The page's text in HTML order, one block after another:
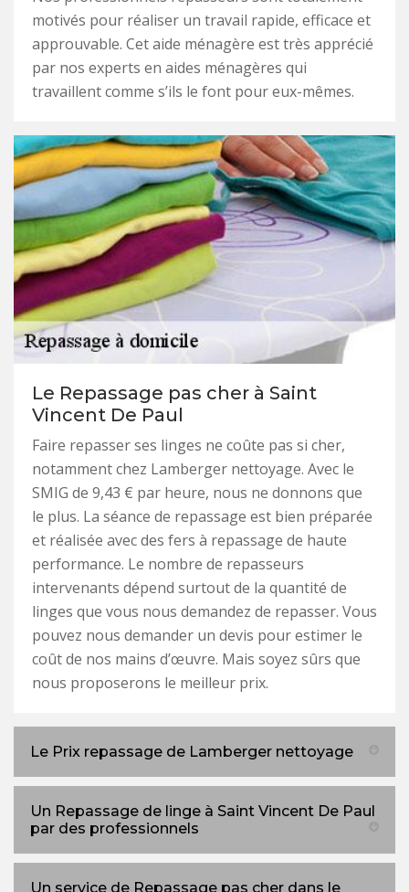
motivés pour réaliser un travail rapide, efficace et
approuvable. Cet aide ménagère est très apprécié
par nos experts en aides ménagères qui
travaillent comme s’ils le font pour eux-mêmes.
Le Repassage pas cher à Saint
Vincent De Paul
Faire repasser ses linges ne coûte pas si cher,
notamment chez Lamberger nettoyage. Avec le
SMIG de 9,43 € par heure, nous ne donnons que
le plus. La séance de repassage est bien préparée
et réalisée avec des fers à repassage de haute
performance. Le nombre de repasseurs
intervenants dépend surtout de la quantité de
linges que vous nous demandez de repasser. Vous
pouvez nous demander un devis pour estimer le
coût de nos mains d’œuvre. Mais soyez sûrs que
nous proposerons le meilleur prix.
Le Prix repassage de Lamberger nettoyage
Un Repassage de linge à Saint Vincent De Paul
par des professionnels
Un service de Repassage pas cher dans le